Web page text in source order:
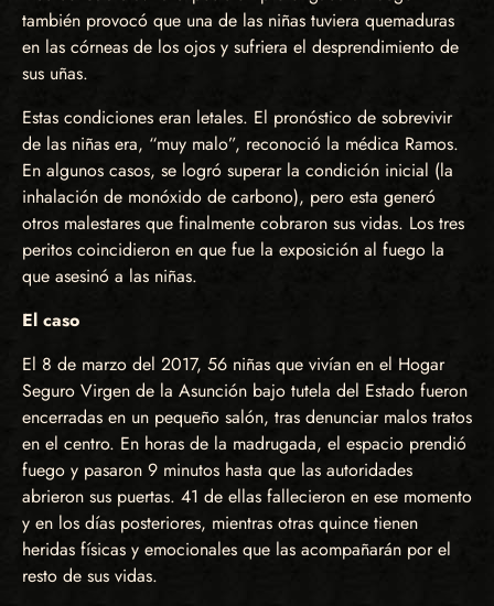
también provocó que una de las niñas tuviera quemaduras
en las córneas de los ojos y sufriera el desprendimiento de
sus uñas.
Estas condiciones eran letales. El pronóstico de sobrevivir
de las niñas era, “muy malo”, reconoció la médica Ramos.
En algunos casos, se logró superar la condición inicial (la
inhalación de monóxido de carbono), pero esta generó
otros malestares que finalmente cobraron sus vidas. Los tres
peritos coincidieron en que fue la exposición al fuego la
que asesinó a las niñas.
El caso
El 8 de marzo del 2017, 56 niñas que vivían en el Hogar
Seguro Virgen de la Asunción bajo tutela del Estado fueron
encerradas en un pequeño salón, tras denunciar malos tratos
en el centro. En horas de la madrugada, el espacio prendió
fuego y pasaron 9 minutos hasta que las autoridades
abrieron sus puertas. 41 de ellas fallecieron en ese momento
y en los días posteriores, mientras otras quince tienen
heridas físicas y emocionales que las acompañarán por el
resto de sus vidas.